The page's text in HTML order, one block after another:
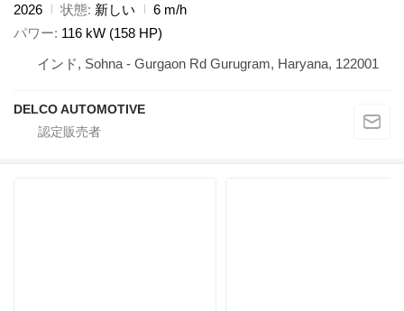
2026
状態 新しい
6 m/h
パワー 116 kW (158 HP)
インド, Sohna - Gurgaon Rd Gurugram, Haryana, 122001
DELCO AUTOMOTIVE